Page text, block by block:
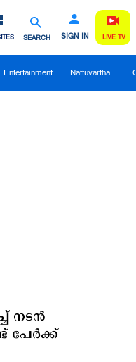
SEARCH SIGN IN LIVE TV
Entertainment Nattuvartha
നടന്‍
പേര്‍ക്ക്